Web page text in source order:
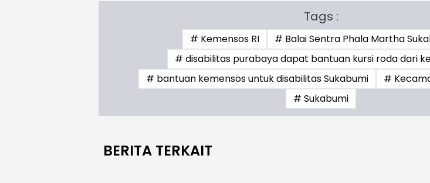
Tags :
# Kemensos RI
# Balai Sentra Phala Martha
# disabilitas purabaya dapat bantuan kursi roda dari
# bantuan kemensos untuk disabilitas Sukabumi
#
# Sukabumi
BERITA TERKAIT